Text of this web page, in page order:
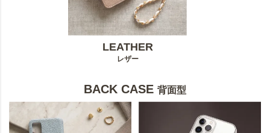
LEATHER
レザー
BACK CASE 背面型